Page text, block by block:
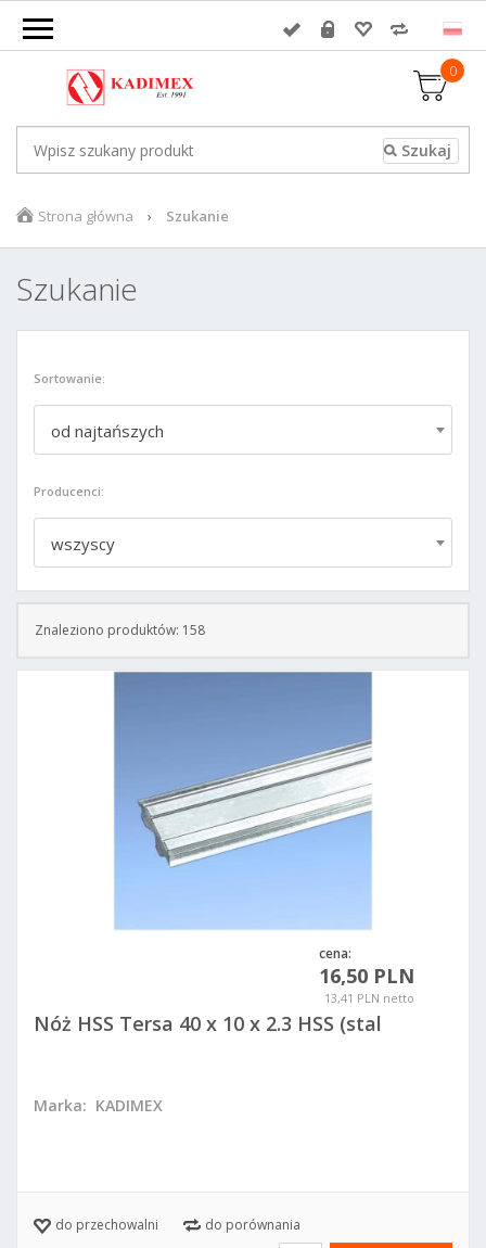
0
Strona główna Szukanie
Szukanie
Sortowanie:
od najtańszych
Producenci:
wszyscy
Znaleziono produktów: 158
cena:
16,50 PLN
13,41 PLN netto
Nóż HSS Tersa 40 x 10 x 2.3 HSS (stal
Marka: KADIMEX
do przechowalni do porównania